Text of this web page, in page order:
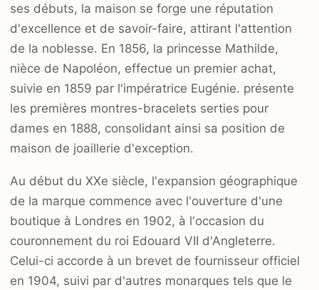
ses débuts, la maison se forge une réputation
d'excellence et de savoir-faire, attirant l'attention
de la noblesse. En 1856, la princesse Mathilde,
nièce de Napoléon, effectue un premier achat,
suivie en 1859 par l'impératrice Eugénie. présente
les premières montres-bracelets serties pour
dames en 1888, consolidant ainsi sa position de
maison de joaillerie d'exception.
Au début du XXe siècle, l'expansion géographique
de la marque commence avec l'ouverture d'une
boutique à Londres en 1902, à l'occasion du
couronnement du roi Edouard VII d'Angleterre.
Celui-ci accorde à un brevet de fournisseur officiel
en 1904, suivi par d'autres monarques tels que le